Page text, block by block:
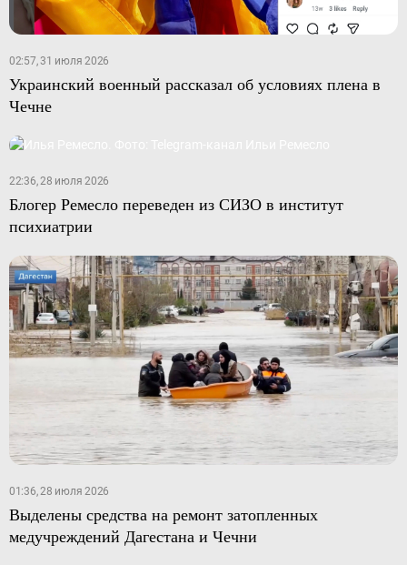
02:57, 31 июля 2026
Украинский военный рассказал об условиях плена в
Чечне
22:36, 28 июля 2026
Блогер Ремесло переведен из СИЗО в институт
психиатрии
01:36, 28 июля 2026
Выделены средства на ремонт затопленных
медучреждений Дагестана и Чечни